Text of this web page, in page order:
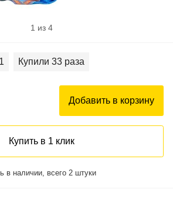
1 из 4
1 Купили 33 раза
Добавить в корзину
Купить в 1 клик
в наличии, всего 2 штуки